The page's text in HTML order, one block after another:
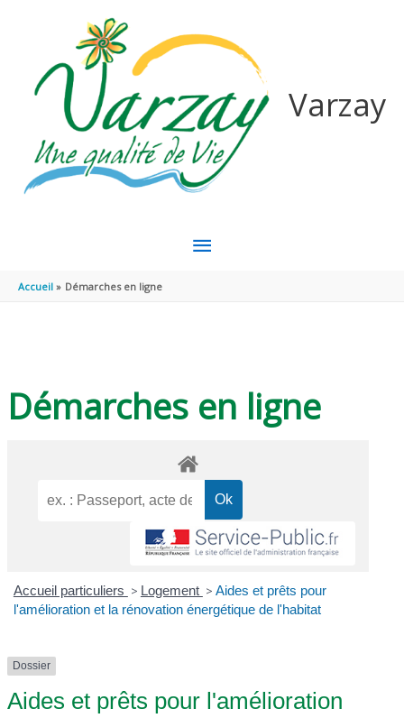
Varzay
MENU
Accueil Démarches en ligne
Démarches en ligne
Accueil particuliers > Logement > Aides et prêts pour
l'amélioration et la rénovation énergétique de l'habitat
Dossier
Aides et prêts pour l'amélioration